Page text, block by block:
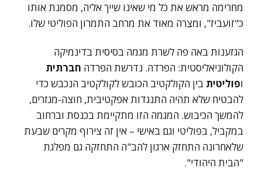
מחרימה מראש את כל מי שאינו שייך אליה, מסמנת אותו
כ"זועביז", ומצֵרה מאוד את מרחב התמרון הפוליטי שלו.
הגזענות באה פה לשרת מגמה בסיסית בדינמיקה
הקולוניאליסטית: הפרדה. נדרשת הפרדה חברתית
ופוליטית בין הקולקטיב הכובש לקולקטיב הנכבש כדי
להבטיח שלא תהיה התנגדות אפקטיבית, חוצה-מגזרים,
להמשך הכיבוש. המגמה הזו מתקיימת בכנסת וברחוב
במקביל, בפוליטי וגם באישי – אין זה צירוף מקרים שבעת
שלאחרונה התחזק ארגון להב"ה התחזקה גם מפלגת
"הבית היהודי".